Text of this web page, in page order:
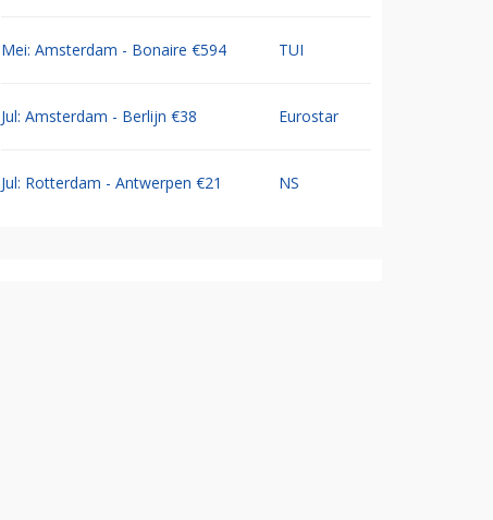
Mei: Amsterdam - Bonaire €594 TUI
Jul: Amsterdam - Berlijn €38 Eurostar
Jul: Rotterdam - Antwerpen €21 NS